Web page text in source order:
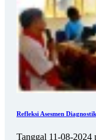
Refleksi Asesmen
Tanggal 11-08-2024